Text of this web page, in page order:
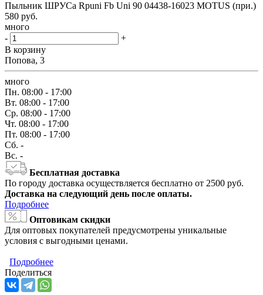
Пыльник ШРУСа Rpuni Fb Uni 90 04438-16023 MOTUS (при.)
580 руб.
много
-
+
В корзину
Попова, 3
много
Пн. 08:00 - 17:00
Вт. 08:00 - 17:00
Ср. 08:00 - 17:00
Чт. 08:00 - 17:00
Пт. 08:00 - 17:00
Сб. -
Вс. -
Бесплатная доставка
По городу доставка осуществляется бесплатно от 2500 руб.
Доставка на следующий день после оплаты.
Подробнее
Оптовикам скидки
Для оптовых покупателей предусмотрены уникальные
условия с выгодными ценами.
Подробнее
Поделиться